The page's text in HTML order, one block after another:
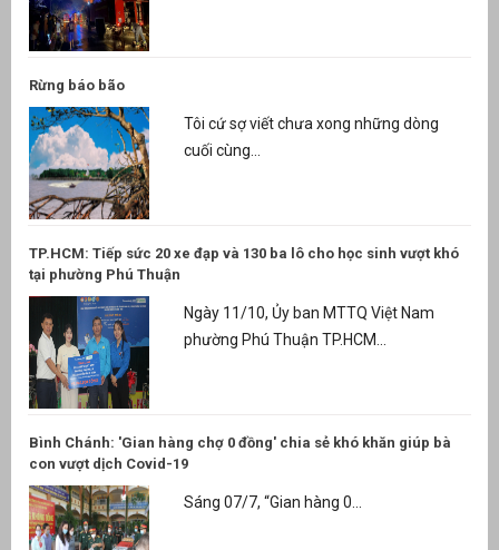
Rừng báo bão
Tôi cứ sợ viết chưa xong những dòng
cuối cùng...
TP.HCM: Tiếp sức 20 xe đạp và 130 ba lô cho học sinh vượt khó
tại phường Phú Thuận
Ngày 11/10, Ủy ban MTTQ Việt Nam
phường Phú Thuận TP.HCM...
Bình Chánh: 'Gian hàng chợ 0 đồng' chia sẻ khó khăn giúp bà
con vượt dịch Covid-19
Sáng 07/7, “Gian hàng 0...